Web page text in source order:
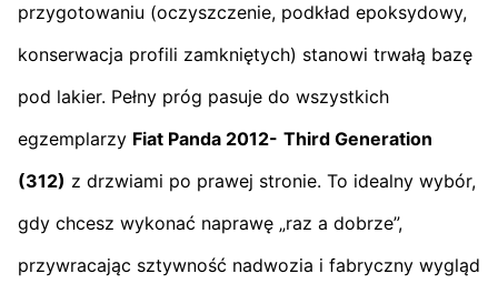
przygotowaniu (oczyszczenie, podkład epoksydowy,
konserwacja profili zamkniętych) stanowi trwałą bazę
pod lakier. Pełny próg pasuje do wszystkich
egzemplarzy Fiat Panda 2012- Third Generation
(312) z drzwiami po prawej stronie. To idealny wybór,
gdy chcesz wykonać naprawę „raz a dobrze”,
przywracając sztywność nadwozia i fabryczny wygląd